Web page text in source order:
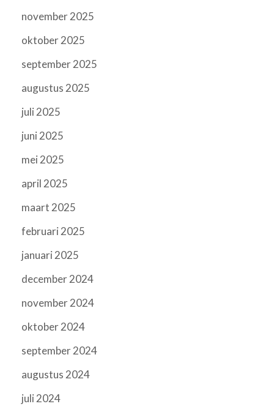
november 2025
oktober 2025
september 2025
augustus 2025
juli 2025
juni 2025
mei 2025
april 2025
maart 2025
februari 2025
januari 2025
december 2024
november 2024
oktober 2024
september 2024
augustus 2024
juli 2024